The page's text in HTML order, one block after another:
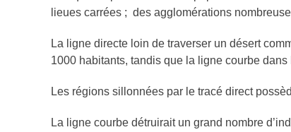
lieues carrées ; des agglomérations
La ligne directe loin de traverser un désert
1000 habitants, tandis que la ligne courbe
Les régions sillonnées par le tracé direct
La ligne courbe détruirait un grand nombre